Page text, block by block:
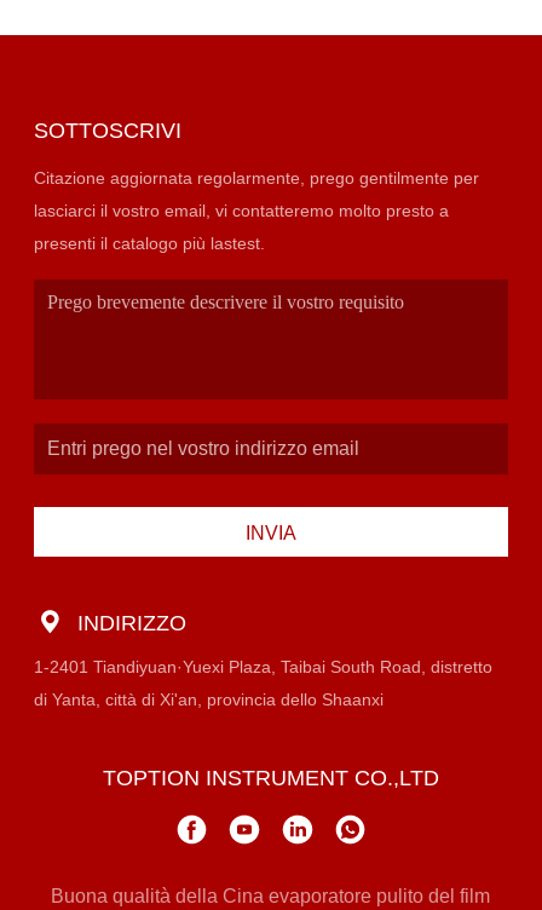
SOTTOSCRIVI
Citazione aggiornata regolarmente, prego gentilmente per
lasciarci il vostro email, vi contatteremo molto presto a
presenti il catalogo più lastest.
INVIA
INDIRIZZO
1-2401 Tiandiyuan·Yuexi Plaza, Taibai South Road, distretto
di Yanta, città di Xi'an, provincia dello Shaanxi
TOPTION INSTRUMENT CO.,LTD
Buona qualità della Cina evaporatore pulito del film